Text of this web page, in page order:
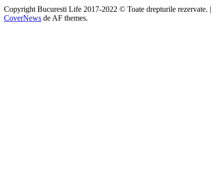
Copyright Bucuresti Life 2017-2022 © Toate drepturile rezervate. |
CoverNews de AF themes.